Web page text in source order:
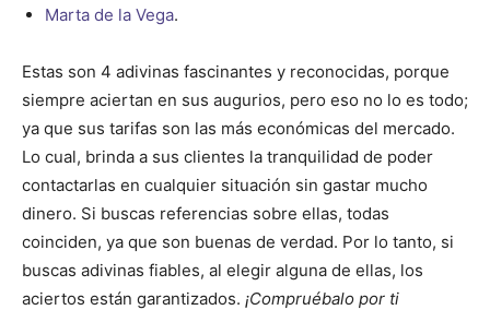
Marta de la Vega.
Estas son 4 adivinas fascinantes y reconocidas, porque
siempre aciertan en sus augurios, pero eso no lo es todo;
ya que sus tarifas son las más económicas del mercado.
Lo cual, brinda a sus clientes la tranquilidad de poder
contactarlas en cualquier situación sin gastar mucho
dinero. Si buscas referencias sobre ellas, todas
coinciden, ya que son buenas de verdad. Por lo tanto, si
buscas adivinas fiables, al elegir alguna de ellas, los
aciertos están garantizados. ¡Compruébalo por ti